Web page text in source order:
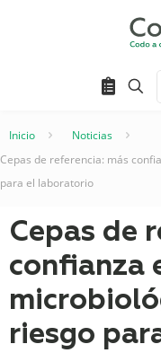
Inicio Noticias
Cepas de referencia: más
para el laboratorio
Cepas de
confianza
riesgo